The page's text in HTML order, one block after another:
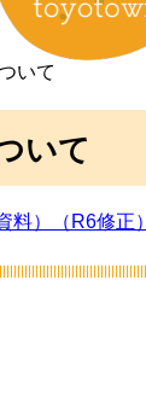
いて
いて
）（R6修正）